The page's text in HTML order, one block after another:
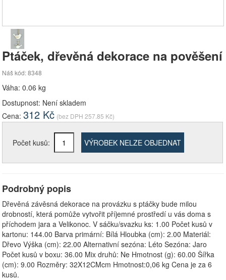
Ptáček, dřevěná dekorace na pověšení
Náš kód: 8348
Váha: 0.06 kg
Dostupnost: Není skladem
Cena: 312 Kč (bez DPH 257.85 Kč)
Počet kusů: VÝROBEK NELZE OBJEDNAT
Podrobný popis
Dřevěná závěsná dekorace na provázku s ptáčky bude milou
drobností, která pomůže vytvořit příjemné prostředí u vás doma s
příchodem jara a Velikonoc. V sáčku/svazku ks: 1.00 Počet kusů v
kartonu: 144.00 Barva primární: Bílá Hloubka (cm): 2.00 Materiál:
Dřevo Výška (cm): 22.00 Alternativní sezóna: Léto Sezóna: Jaro
Počet kusů v boxu: 36.00 Mix druhů: Ne Hmotnost (g): 60.00 Šířka
(cm): 9.00 Rozměry: 32X12CMcm Hmotnost:0,06 kg Cena je za 6
kusů.